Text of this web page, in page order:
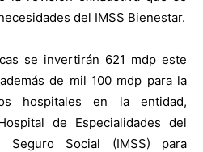
del IMSS Bienestar.
se invertirán 621 mdp este
de mil 100 mdp para la
hospitales en la entidad,
de Especialidades del
Seguro Social (IMSS) para